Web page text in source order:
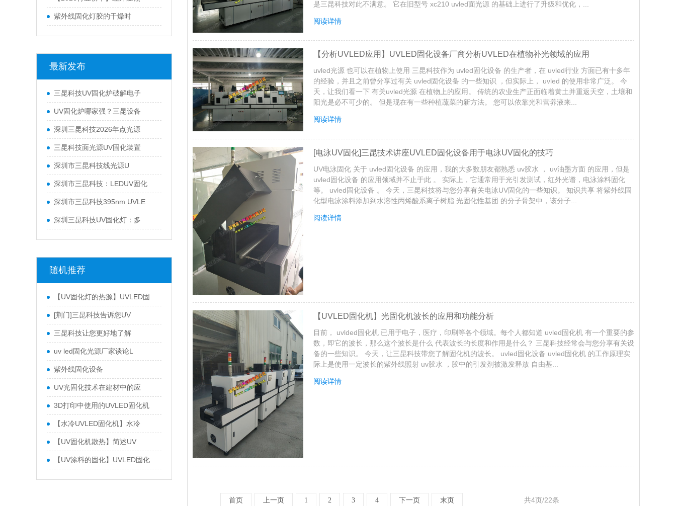
紫外线固化灯胶的干燥时
最新发布
三昆科技UV固化炉破解电子
UV固化炉哪家强？三昆设备
深圳三昆科技2026年点光源
三昆科技面光源UV固化装置
深圳市三昆科技线光源U
深圳市三昆科技：LEDUV固化
深圳市三昆科技395nm UVLE
深圳三昆科技UV固化灯：多
随机推荐
【UV固化灯的热源】UVLED固
[荆门]三昆科技告诉您UV
三昆科技让您更好地了解
uv led固化光源厂家谈论L
紫外线固化设备
UV光固化技术在建材中的应
3D打印中使用的UVLED固化机
【水冷UVLED固化机】水冷
【UV固化机散热】简述UV
【UV涂料的固化】UVLED固化
是三昆科技对此不满意。 它在旧型号 xc210 uvled面光源 的基础上进行了升级和优化，...
阅读详情
【分析UVLED应用】UVLED固化设备厂商分析UVLED在植物补光领域的应用
uvled光源 也可以在植物上使用 三昆科技作为 uvled固化设备 的生产者，在 uvled行业 方面已有十多年
的经验，并且之前曾分享过有关 uvled固化设备 的一些知识 ，但实际上， uvled 的使用非常广泛。 今
天，让我们看一下 有关uvled光源 在植物上的应用。 传统的农业生产正面临着黄土并重返天空，土壤和
阳光是必不可少的。 但是现在有一些种植蔬菜的新方法。 您可以依靠光和营养液来...
阅读详情
[电泳UV固化]三昆技术讲座UVLED固化设备用于电泳UV固化的技巧
UV电泳固化 关于 uvled固化设备 的应用，我的大多数朋友都熟悉 uv胶水 ， uv油墨方面 的应用，但是
uvled固化设备 的应用领域并不止于此 。 实际上，它通常用于光引发测试，红外光谱，电泳涂料固化
等。 uvled固化设备 。 今天，三昆科技将与您分享有关电泳UV固化的一些知识。 知识共享 将紫外线固
化型电泳涂料添加到水溶性丙烯酸系离子树脂 光固化性基团 的分子骨架中，该分子...
阅读详情
【UVLED固化机】光固化机波长的应用和功能分析
目前， uvlded固化机 已用于电子，医疗，印刷等各个领域。每个人都知道 uvled固化机 有一个重要的参
数，即它的波长，那么这个波长是什么 代表波长的长度和作用是什么？ 三昆科技经常会与您分享有关设
备的一些知识。 今天，让三昆科技带您了解固化机的波长。 uvled固化设备 uvled固化机 的工作原理实
际上是使用一定波长的紫外线照射 uv胶水 ，胶中的引发剂被激发释放 自由基...
阅读详情
共4页/22条
首页 上一页 1 2 3 4 下一页 末页